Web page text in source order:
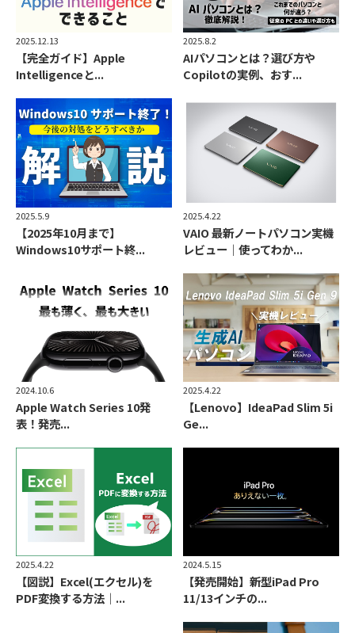
2025.12.13
【完全ガイド】Apple
Intelligenceと...
2025.8.2
AIパソコンとは？選び方や
Copilotの実例、おす...
2025.5.9
【2025年10月まで】
Windows10サポート終...
2025.4.22
VAIO 最新ノートパソコン実機
レビュー｜使ってわか...
2024.10.6
Apple Watch Series 10発
表！発売...
2025.4.22
【Lenovo】IdeaPad Slim 5i
Ge...
2025.4.22
【図説】Excel(エクセル)を
PDF変換する方法｜...
2024.5.15
【発売開始】新型iPad Pro
11/13インチの...